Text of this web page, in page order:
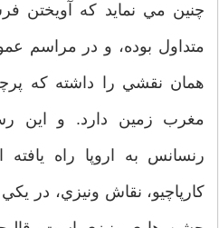
چنين مي نمايد كه آويختن
متداول بوده، و در مراسم
همان نقشي را داشته كه
مغرب زمين دارد. و اين
رنسانس به اروپا راه
كارپاچيو، نقاش ونيزي، در